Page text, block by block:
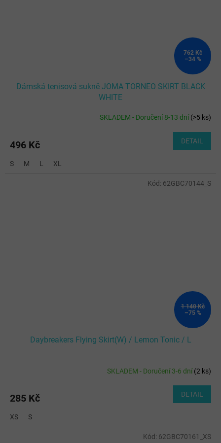
762 Kč
–34 %
Dámská tenisová sukně JOMA TORNEO SKIRT BLACK
WHITE
SKLADEM - Doručení 8-13 dní(>5 ks)
496 Kč DETAIL
S M L XL
1 140 Kč
–75 %
Daybreakers Flying Skirt(W) / Lemon Tonic / L
SKLADEM - Doručení 3-6 dní(2 ks)
285 Kč DETAIL
XS S
Kód: 62GBC70144_S
Kód: 62GBC70161_XS